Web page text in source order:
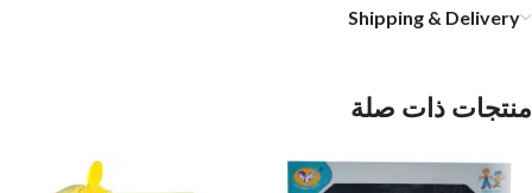
Shipping & Delivery
منتجات ذات صلة